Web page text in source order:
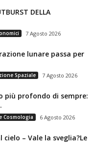
DELLA
7 Agosto 2026
lunare passa per
Spaziale 7 Agosto 2026
più profondo di sempre:
Cosmologia 6 Agosto 2026
– Vale la sveglia?Le